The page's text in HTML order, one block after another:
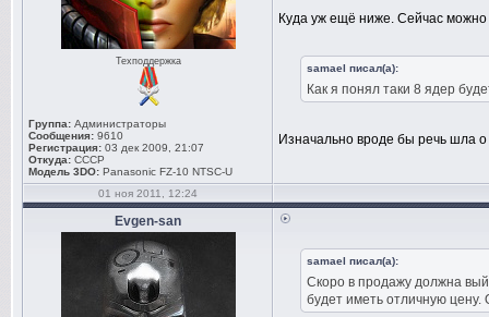
Техподдержка
Группа: Администраторы
Сообщения: 9610
Регистрация: 03 дек 2009, 21:07
Откуда: СССР
Модель 3DO: Panasonic FZ-10 NTSC-U
Куда уж ещё ниже. Сейчас
samael писал(а):
Как я понял таки 8 ядер
Изначально вроде бы речь шла
01 ноя 2011, 12:24
Evgen-san
samael писал(а):
Скоро в продажу должна
будет иметь отличную цену.